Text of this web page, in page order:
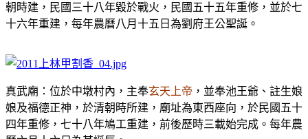
朝時建，民國三十八年毀於戰火，民國五十五年重修，並於七
十六年重建，每年農曆八月十五日為劉府王公聖誕。
真武廟：位於中墩村內，主奉玄天上帝 ，並奉池王爺、註生娘
娘及福德正神，於清朝時所建，廟址為東西座向，於民國五十
四年重修，七十八年鳩工重建，前後歷時三載始完成。每年農